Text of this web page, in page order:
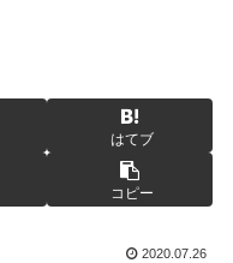
はてブ
コピー
2020.07.26